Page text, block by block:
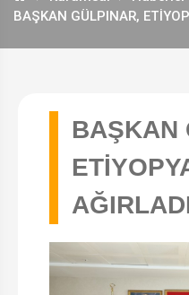
BAŞKAN GÜLPINAR,
BAŞKAN